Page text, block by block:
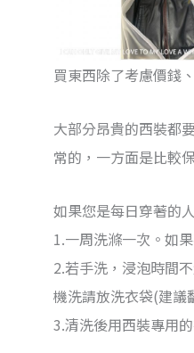
買東西除了考慮價錢
大部分昂貴的西裝都
常的，一方面是比較
如果您是每日穿著的
1.一周洗滌一次。如
2.若手洗，浸泡時間
機洗請放洗衣袋(建議
3.清洗後用西裝專用